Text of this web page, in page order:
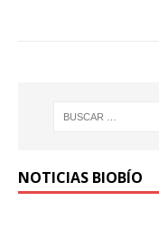
NOTICIAS BIOBÍO